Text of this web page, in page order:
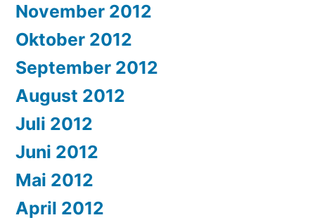
November 2012
Oktober 2012
September 2012
August 2012
Juli 2012
Juni 2012
Mai 2012
April 2012